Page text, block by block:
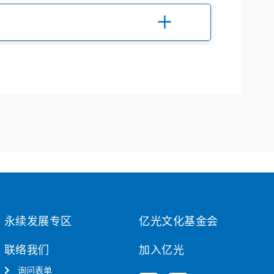
永续发展专区
联络我们
询问表单
亿光文化基金会
加入亿光